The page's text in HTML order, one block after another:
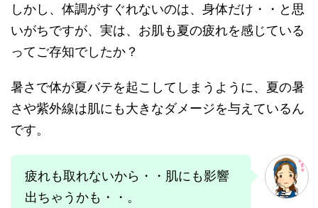
しかし、体調がすぐれないのは、身体だけ・・と思
いがちですが、実は、お肌も夏の疲れを感じている
ってご存知でしたか？
暑さで体が夏バテを起こしてしまうように、夏の暑
さや紫外線は肌にも大きなダメージを与えているん
です。
疲れも取れないから・・肌にも影響
出ちゃうかも・・。